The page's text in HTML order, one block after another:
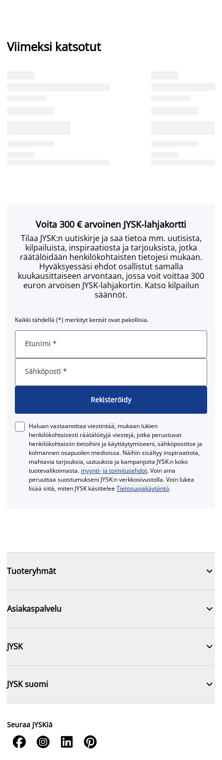
Viimeksi katsotut
Voita 300 € arvoinen JYSK-lahjakortti
Tilaa JYSK:n uutiskirje ja saa tietoa mm. uutisista,
kilpailuista, inspiraatiosta ja tarjouksista, jotka
räätälöidään henkilökohtaisten tietojesi mukaan.
Hyväksyessäsi ehdot osallistut samalla
kuukausittaiseen arvontaan, jossa voit voittaa 300
euron arvoisen JYSK-lahjakortin. Katso kilpailun
säännöt.
Kaikki tähdellä (*) merkityt kentät ovat pakollisia.
Etunimi *
Sähköposti *
Rekisteröidy
Haluan vastaanottaa viestintää, mukaan lukien
henkilökohtaisesti räätälöityjä viestejä, jotka perustuvat
henkilökohtaisiin tietoihini ja käyttäytymiseeni, sähköpostitse ja
kolmannen osapuolen medioissa. Näihin sisältyy inspiraatiota,
mahtavia tarjouksia, uutuuksia ja kampanjoita JYSK:n koko
tuotevalikoimasta. myynti- ja toimitusehdot. Voin aina
peruuttaa suostumukseni JYSK:n verkkosivustolla. Voin lukea
lisää siitä, miten JYSK käsitteleeTietosuojakäytäntö.
Tuoteryhmät 
Asiakaspalvelu 
JYSK 
JYSK suomi 
Seuraa JYSKiä
   